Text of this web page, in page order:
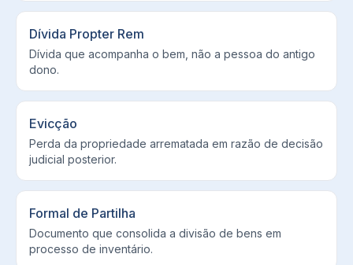
Dívida Propter Rem
Dívida que acompanha o bem, não a pessoa do antigo
dono.
Evicção
Perda da propriedade arrematada em razão de decisão
judicial posterior.
Formal de Partilha
Documento que consolida a divisão de bens em
processo de inventário.